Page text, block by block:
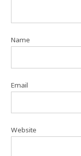
Name
Email
Website